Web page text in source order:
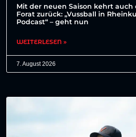
Mit der neuen Saison kehrt
Forat zurück: „Vussball in
Podcast“ – geht nun
WEITERLESEN »
7. August 2026